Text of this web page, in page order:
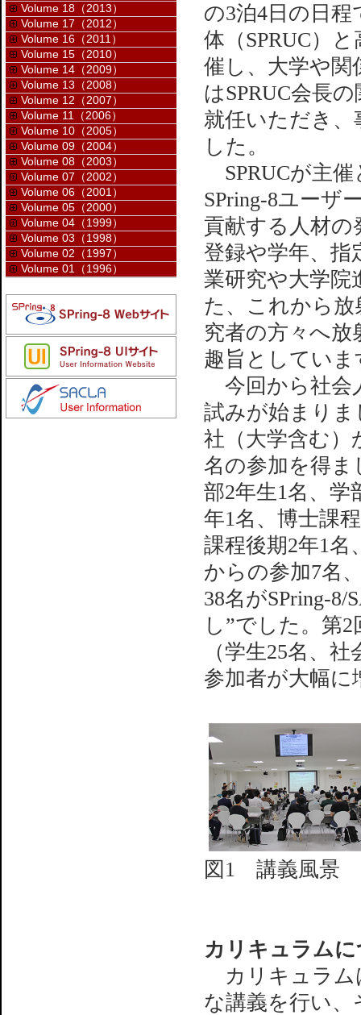
の3泊4日の日程
体（SPRUC）
催し、大学や関
はSPRUC会長
就任いただき、
した。
SPRUCが主催
SPring-8ユーザ
貢献する人材の
登録や学年、指
業研究や大学院
た、これから
究者の方々へ
趣旨としていま
今回から社会
試みが始まりま
社（大学含む）
名の参加を得ま
部2年生1名、学
年1名、博士課
課程後期2年1名
からの参加7名
38名がSPring-
し”でした。第2
（学生25名、
参加者が大幅
図1 講義風景
カリキュラム
カリキュラム
な講義を行い
Volume 18（2013）
Volume 17（2012）
Volume 16（2011）
Volume 15（2010）
Volume 14（2009）
Volume 13（2008）
Volume 12（2007）
Volume 11（2006）
Volume 10（2005）
Volume 09（2004）
Volume 08（2003）
Volume 07（2002）
Volume 06（2001）
Volume 05（2000）
Volume 04（1999）
Volume 03（1998）
Volume 02（1997）
Volume 01（1996）